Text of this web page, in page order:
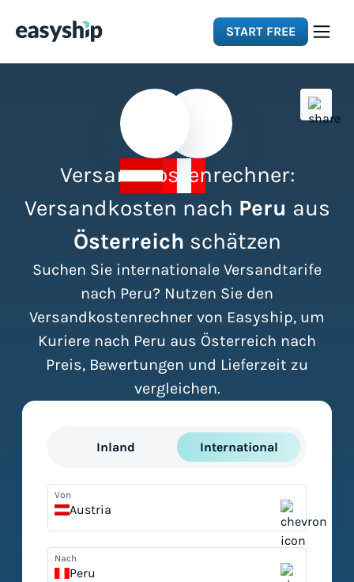
START FREE
Resources
Versandkostenrechner:
Versandkosten nach Peru aus
Österreich schätzen
Suchen Sie internationale Versandtarife
nach Peru? Nutzen Sie den
Versandkostenrechner von Easyship, um
Kuriere nach Peru aus Österreich nach
Preis, Bewertungen und Lieferzeit zu
vergleichen.
Inland International
Von
Austria
Nach
Peru